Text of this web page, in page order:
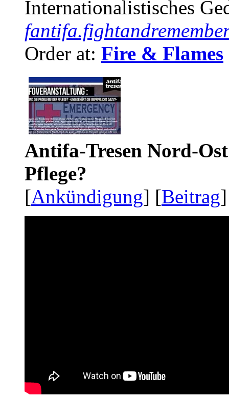
Internationalistisches
Order at: Fire & Flames
Antifa-Tresen Nord-
Pflege?
[Ankündigung] [Beitrag